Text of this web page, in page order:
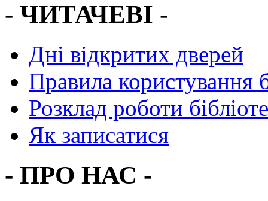
- ЧИТАЧЕВІ -
Дні відкритих дверей
Правила користування
Розклад роботи
Як записатися
- ПРО НАС -